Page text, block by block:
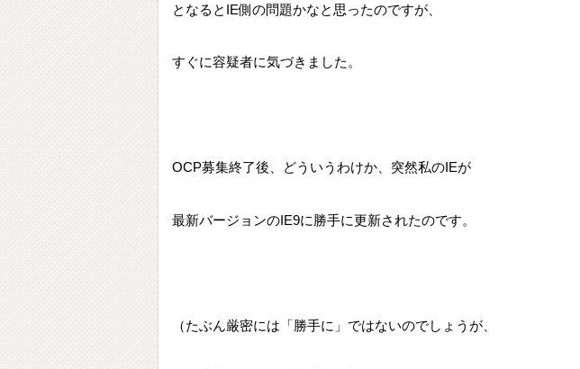
となるとIE側の問題かなと思ったのですが、
すぐに容疑者に気づきました。
OCP募集終了後、どういうわけか、突然私のIEが
最新バージョンのIE9に勝手に更新されたのです。
（たぶん厳密には「勝手に」ではないのでしょうが、